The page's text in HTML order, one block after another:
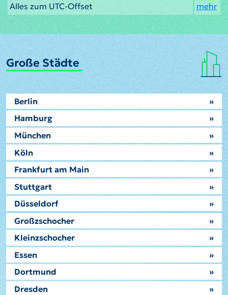
Alles zum UTC-Offset
mehr
Große Städte
Berlin
»
Hamburg
»
München
»
Köln
»
Frankfurt am Main
»
Stuttgart
»
Düsseldorf
»
Großzschocher
»
Kleinzschocher
»
Essen
»
Dortmund
»
Dresden
»